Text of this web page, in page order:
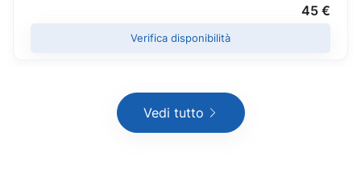
45 €
Verifica disponibilità
Vedi tutto